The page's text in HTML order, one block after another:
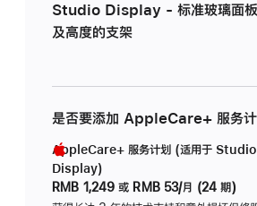
Studio Display - 标准玻璃面板
及高度的支架
是否要添加 AppleCare+ 服务计
AppleCare+ 服务计划 (适用于 Studio
Display)
RMB 1,249 或 RMB 53/月 (24 期)